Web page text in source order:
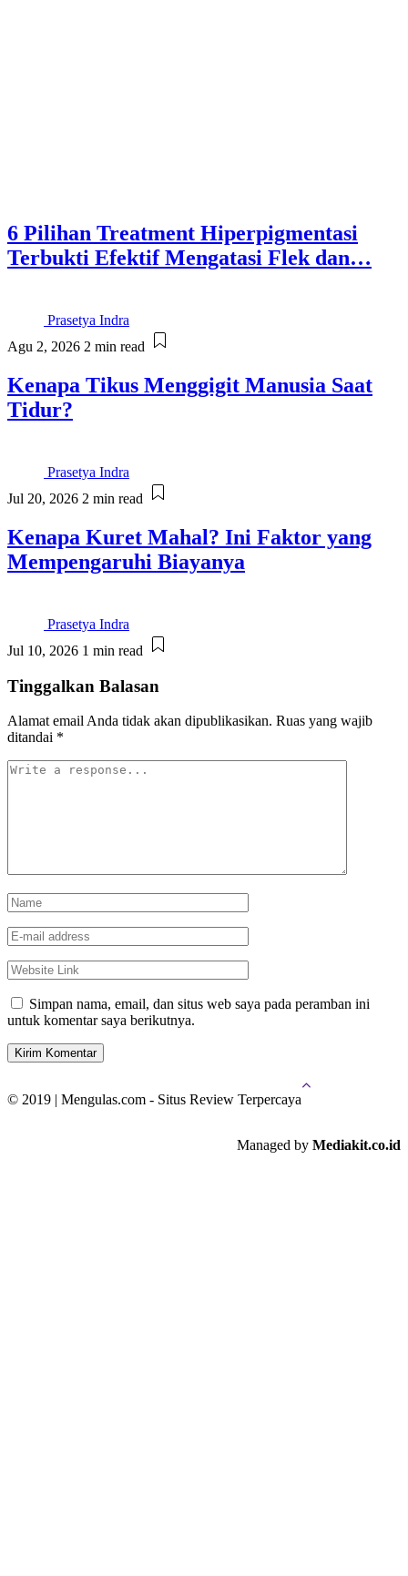
6 Pilihan Treatment Hiperpigmentasi
Terbukti Efektif Mengatasi Flek dan…
Prasetya Indra
Agu 2, 2026 2 min read
Kenapa Tikus Menggigit Manusia Saat
Tidur?
Prasetya Indra
Jul 20, 2026 2 min read
Kenapa Kuret Mahal? Ini Faktor yang
Mempengaruhi Biayanya
Prasetya Indra
Jul 10, 2026 1 min read
Tinggalkan Balasan
Alamat email Anda tidak akan dipublikasikan. Ruas yang wajib
ditandai *
Simpan nama, email, dan situs web saya pada peramban ini
untuk komentar saya berikutnya.
© 2019 | Mengulas.com - Situs Review Terpercaya
Managed by Mediakit.co.id